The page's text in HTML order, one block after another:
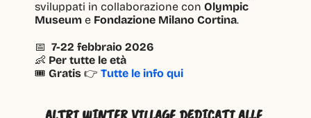
sviluppati in collaborazione con Olympic
Museum e Fondazione Milano Cortina.
📅 7-22 febbraio 2026
👶 Per tutte le età
🎟 Gratis 👉 Tutte le info qui